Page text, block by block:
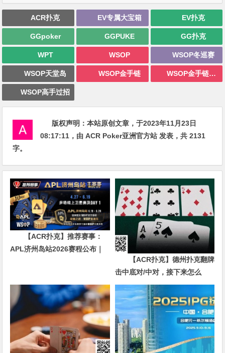
ACR扑克 EV专属大宝箱 EV扑克
GGpoker GGPUKE GG扑克
WPT WSOP WSOP冬巡赛
WSOP天堂岛 WSOP金手链 WSOP金手链战报
WSOP高手过招
版权声明：本站原创文章，于2023年11月23日
08:17:11 ，由ACR Poker亚洲官方站 发表，共 2131
字。
【ACR扑克】推荐赛事：
APL济州岛站2026赛程公布｜
【ACR扑克】德州扑克翻牌
击中底对/中对，接下来怎么
办？90%玩家都犯错的关键点！